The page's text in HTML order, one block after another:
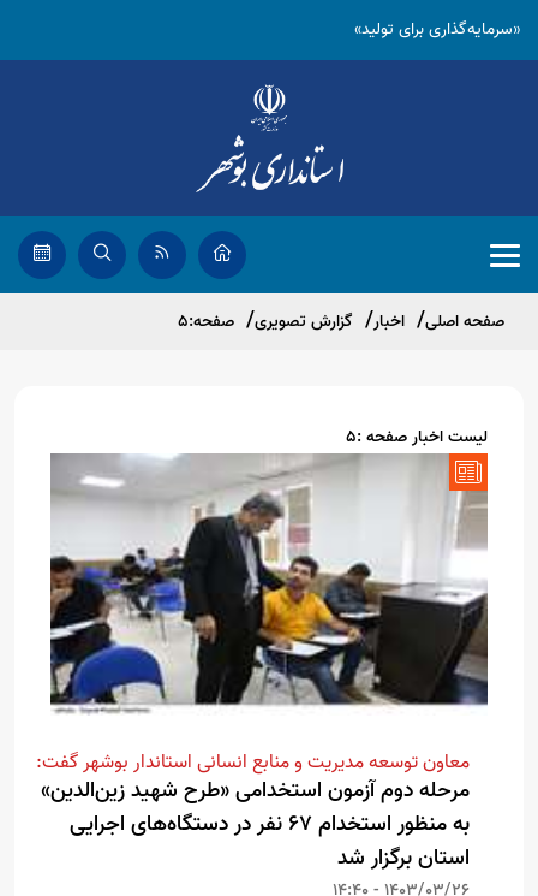
«سرمایه‌گذاری برای تولید»
صفحه اصلی اخبار گزارش تصویری صفحه:5
لیست اخبار صفحه :5
معاون توسعه مدیریت و منابع انسانی استاندار بوشهر گفت:
مرحله دوم آزمون استخدامی «طرح شهید زین‌الدین»
به منظور استخدام ۶۷ نفر در دستگاه‌های اجرایی
استان برگزار شد